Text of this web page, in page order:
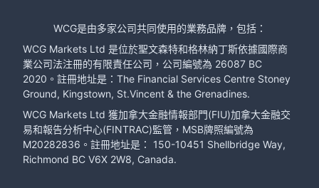
WCG是由多家公司共同使用的業務品牌，包括：
WCG Markets Ltd 是位於聖文森特和格林納丁斯依據國際商
業公司法注冊的有限責任公司，公司編號為 26087 BC
2020。註冊地址是：The Financial Services Centre Stoney
Ground, Kingstown, St.Vincent & the Grenadines.
WCG Markets Ltd 獲加拿大金融情報部門(FIU)加拿大金融交
易和報告分析中心(FINTRAC)監管，MSB牌照編號為
M20282836。註冊地址是： 150-10451 Shellbridge Way,
Richmond BC V6X 2W8, Canada.